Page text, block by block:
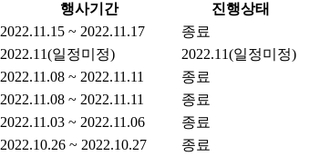
행사기간
진행상태
2022.11.15 ~ 2022.11.17
종료
2022.11(일정미정)
2022.11(일정미정)
2022.11.08 ~ 2022.11.11
종료
2022.11.08 ~ 2022.11.11
종료
2022.11.03 ~ 2022.11.06
종료
2022.10.26 ~ 2022.10.27
종료